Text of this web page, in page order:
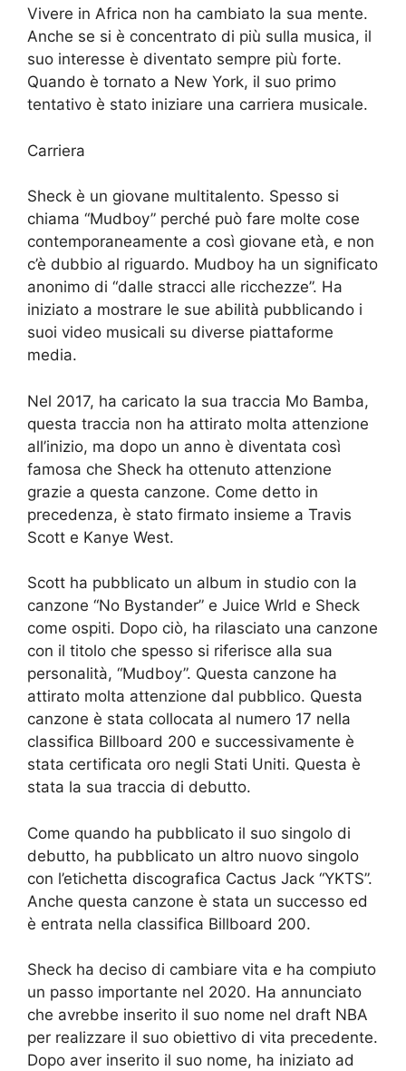
Vivere in Africa non ha cambiato la sua mente.
Anche se si è concentrato di più sulla musica, il
suo interesse è diventato sempre più forte.
Quando è tornato a New York, il suo primo
tentativo è stato iniziare una carriera musicale.
Carriera
Sheck è un giovane multitalento. Spesso si
chiama “Mudboy” perché può fare molte cose
contemporaneamente a così giovane età, e non
c’è dubbio al riguardo. Mudboy ha un significato
anonimo di “dalle stracci alle ricchezze”. Ha
iniziato a mostrare le sue abilità pubblicando i
suoi video musicali su diverse piattaforme
media.
Nel 2017, ha caricato la sua traccia Mo Bamba,
questa traccia non ha attirato molta attenzione
all’inizio, ma dopo un anno è diventata così
famosa che Sheck ha ottenuto attenzione
grazie a questa canzone. Come detto in
precedenza, è stato firmato insieme a Travis
Scott e Kanye West.
Scott ha pubblicato un album in studio con la
canzone “No Bystander” e Juice Wrld e Sheck
come ospiti. Dopo ciò, ha rilasciato una canzone
con il titolo che spesso si riferisce alla sua
personalità, “Mudboy”. Questa canzone ha
attirato molta attenzione dal pubblico. Questa
canzone è stata collocata al numero 17 nella
classifica Billboard 200 e successivamente è
stata certificata oro negli Stati Uniti. Questa è
stata la sua traccia di debutto.
Come quando ha pubblicato il suo singolo di
debutto, ha pubblicato un altro nuovo singolo
con l’etichetta discografica Cactus Jack “YKTS”.
Anche questa canzone è stata un successo ed
è entrata nella classifica Billboard 200.
Sheck ha deciso di cambiare vita e ha compiuto
un passo importante nel 2020. Ha annunciato
che avrebbe inserito il suo nome nel draft NBA
per realizzare il suo obiettivo di vita precedente.
Dopo aver inserito il suo nome, ha iniziato ad